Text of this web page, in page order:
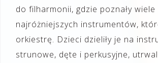
do filharmonii, gdzie poznały wiele
najróżniejszych instrumentów,
orkiestrę. Dzieci dzieliły je na
strunowe, dęte i perkusyjne,